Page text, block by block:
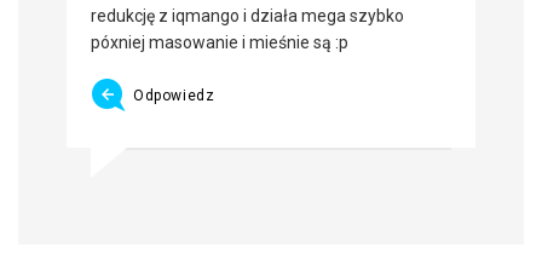
redukcję z iqmango i działa mega szybko
póxniej masowanie i mieśnie są :p
Odpowiedz